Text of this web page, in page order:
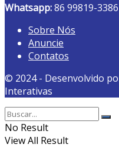
Whatsapp:86 99819-3386
Sobre Nós
Anuncie
Contatos
© 2024 - Desenvolvido
Interativas
No Result
View All Result